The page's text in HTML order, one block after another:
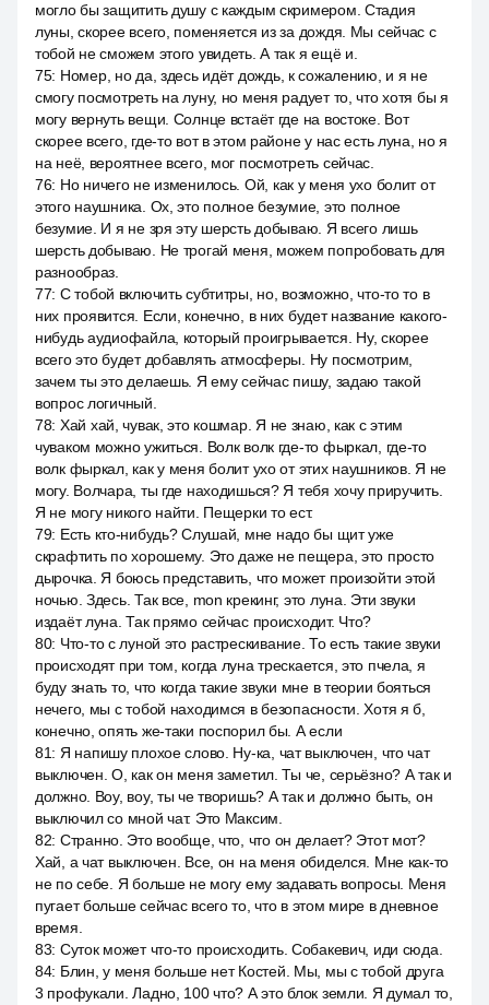
могло бы защитить душу с каждым скримером. Стадия
луны, скорее всего, поменяется из за дождя. Мы сейчас с
тобой не сможем этого увидеть. А так я ещё и.
75: Номер, но да, здесь идёт дождь, к сожалению, и я не
смогу посмотреть на луну, но меня радует то, что хотя бы я
могу вернуть вещи. Солнце встаёт где на востоке. Вот
скорее всего, где-то вот в этом районе у нас есть луна, но я
на неё, вероятнее всего, мог посмотреть сейчас.
76: Но ничего не изменилось. Ой, как у меня ухо болит от
этого наушника. Ох, это полное безумие, это полное
безумие. И я не зря эту шерсть добываю. Я всего лишь
шерсть добываю. Не трогай меня, можем попробовать для
разнообраз.
77: С тобой включить субтитры, но, возможно, что-то то в
них проявится. Если, конечно, в них будет название какого-
нибудь аудиофайла, который проигрывается. Ну, скорее
всего это будет добавлять атмосферы. Ну посмотрим,
зачем ты это делаешь. Я ему сейчас пишу, задаю такой
вопрос логичный.
78: Хай хай, чувак, это кошмар. Я не знаю, как с этим
чуваком можно ужиться. Волк волк где-то фыркал, где-то
волк фыркал, как у меня болит ухо от этих наушников. Я не
могу. Волчара, ты где находишься? Я тебя хочу приручить.
Я не могу никого найти. Пещерки то ест.
79: Есть кто-нибудь? Слушай, мне надо бы щит уже
скрафтить по хорошему. Это даже не пещера, это просто
дырочка. Я боюсь представить, что может произойти этой
ночью. Здесь. Так все, mon крекинг, это луна. Эти звуки
издаёт луна. Так прямо сейчас происходит. Что?
80: Что-то с луной это растрескивание. То есть такие звуки
происходят при том, когда луна трескается, это пчела, я
буду знать то, что когда такие звуки мне в теории бояться
нечего, мы с тобой находимся в безопасности. Хотя я б,
конечно, опять же-таки поспорил бы. А если
81: Я напишу плохое слово. Ну-ка, чат выключен, что чат
выключен. О, как он меня заметил. Ты че, серьёзно? А так и
должно. Воу, воу, ты че творишь? А так и должно быть, он
выключил со мной чат. Это Максим.
82: Странно. Это вообще, что, что он делает? Этот мот?
Хай, а чат выключен. Все, он на меня обиделся. Мне как-то
не по себе. Я больше не могу ему задавать вопросы. Меня
пугает больше сейчас всего то, что в этом мире в дневное
время.
83: Суток может что-то происходить. Собакевич, иди сюда.
84: Блин, у меня больше нет Костей. Мы, мы с тобой друга
3 профукали. Ладно, 100 что? А это блок земли. Я думал то,